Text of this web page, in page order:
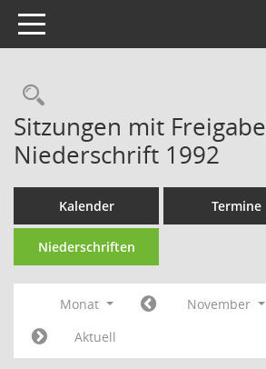
Toggle navigation
Rechercheauswahl
Sitzungen mit
Niederschrift 1992
Kalender Termine
Niederschriften
Monat November
Aktuell